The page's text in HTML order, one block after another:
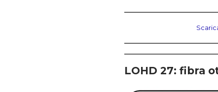
LOHD 27: fibra